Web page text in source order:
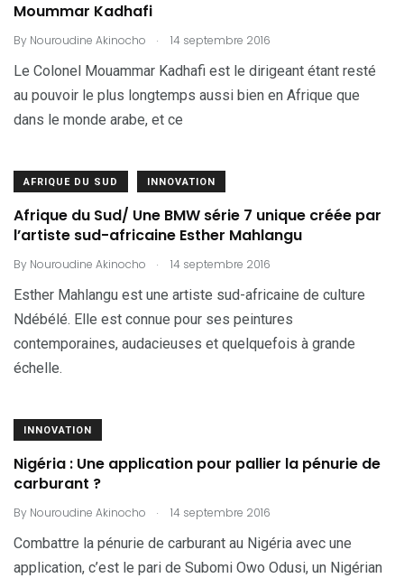
Moummar Kadhafi
By Nouroudine Akinocho . 14 septembre 2016
Le Colonel Mouammar Kadhafi est le dirigeant étant resté
au pouvoir le plus longtemps aussi bien en Afrique que
dans le monde arabe, et ce
AFRIQUE DU SUD INNOVATION
Afrique du Sud/ Une BMW série 7 unique créée par
l’artiste sud-africaine Esther Mahlangu
By Nouroudine Akinocho . 14 septembre 2016
Esther Mahlangu est une artiste sud-africaine de culture
Ndébélé. Elle est connue pour ses peintures
contemporaines, audacieuses et quelquefois à grande
échelle.
INNOVATION
Nigéria : Une application pour pallier la pénurie de
carburant ?
By Nouroudine Akinocho . 14 septembre 2016
Combattre la pénurie de carburant au Nigéria avec une
application, c’est le pari de Subomi Owo Odusi, un Nigérian